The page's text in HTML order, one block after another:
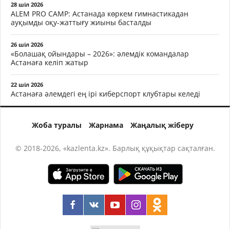
28 шіл 2026
ALEM PRO CAMP: Астанада көркем гимнастикадан
ауқымды оқу-жаттығу жиыны басталды
26 шіл 2026
«Болашақ ойындары – 2026»: әлемдік командалар
Астанаға келіп жатыр
22 шіл 2026
Астанаға әлемдегі ең ірі киберспорт клубтары келеді
Жоба туралы Жарнама Жаңалық жіберу
© 2018-2026, «kazlenta.kz». Барлық құқықтар сақталған.